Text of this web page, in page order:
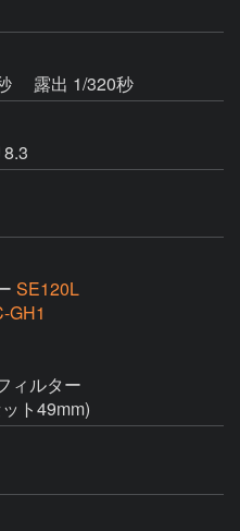
露出 1/320秒
SE120L
GH1
ィルター
ト49mm)